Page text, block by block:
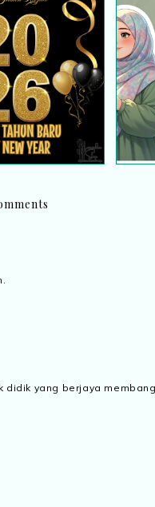
dan Perjalanan
yang berjaya